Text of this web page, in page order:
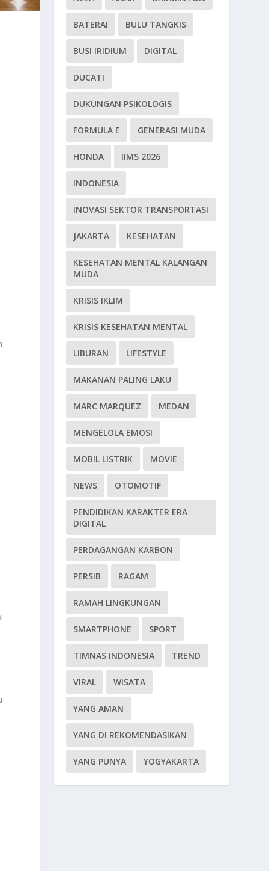
BATERAI BULU TANGKIS
BUSI IRIDIUM DIGITAL
DUCATI
DUKUNGAN PSIKOLOGIS
FORMULA E GENERASI MUDA
HONDA IIMS 2026
INDONESIA
INOVASI SEKTOR TRANSPORTASI
JAKARTA KESEHATAN
KESEHATAN MENTAL KALANGAN
MUDA
KRISIS IKLIM
KRISIS KESEHATAN MENTAL
LIBURAN LIFESTYLE
MAKANAN PALING LAKU
MARC MARQUEZ MEDAN
MENGELOLA EMOSI
MOBIL LISTRIK MOVIE
NEWS OTOMOTIF
PENDIDIKAN KARAKTER ERA
DIGITAL
PERDAGANGAN KARBON
PERSIB RAGAM
RAMAH LINGKUNGAN
SMARTPHONE SPORT
TIMNAS INDONESIA TREND
VIRAL WISATA
YANG AMAN
YANG DI REKOMENDASIKAN
YANG PUNYA YOGYAKARTA